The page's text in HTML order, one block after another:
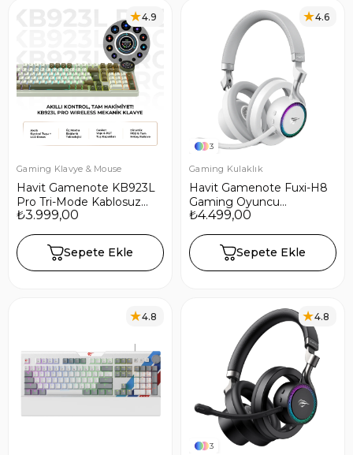
4.9
Gaming Klavye & Mouse
Havit Gamenote KB923L
Pro Tri-Mode Kablosuz
Mekanik RGB Oyuncu
Kahverengi
₺3.999,00
Sepete Ekle
3
4.6
Gaming Kulaklık
Havit Gamenote Fuxi-H8
Gaming Oyuncu
Mikrofonlu Kulaklık (OHS,
32mm Sürücü, Type-C,
3.5mm, 2.4GHz Kablosuz)
- Beyaz
₺4.499,00
Sepete Ekle
4.8
3
4.8